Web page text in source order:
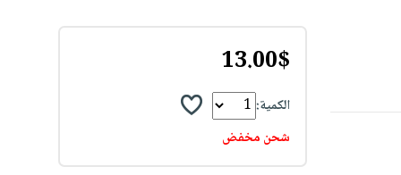
13.00$
الكمية:
شحن مخفض